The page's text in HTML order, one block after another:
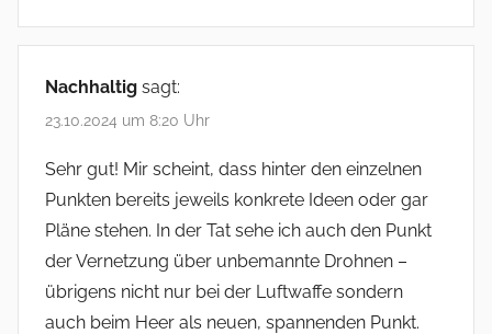
Nachhaltig sagt:
23.10.2024 um 8:20 Uhr
Sehr gut! Mir scheint, dass hinter den einzelnen
Punkten bereits jeweils konkrete Ideen oder gar
Pläne stehen. In der Tat sehe ich auch den Punkt
der Vernetzung über unbemannte Drohnen –
übrigens nicht nur bei der Luftwaffe sondern
auch beim Heer als neuen, spannenden Punkt.